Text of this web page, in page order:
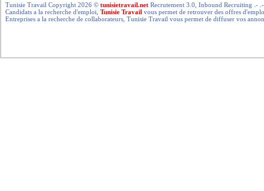
Tunisie Travail Copyright 2026 ©tunisietravail.net Recrutement 3.0, Inbound Recruiting .-
Candidats a la recherche d'emploi,Tunisie Travail vous permet de retrouver des offres
Entreprises a la recherche de collaborateurs, Tunisie Travail vous permet de diffuser vos